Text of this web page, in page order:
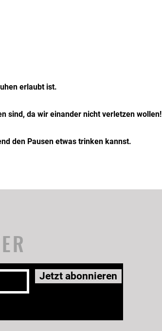
erlaubt ist.
sind, da wir einander nicht verletzen wollen!
den Pausen etwas trinken kannst.
Jetzt abonnieren